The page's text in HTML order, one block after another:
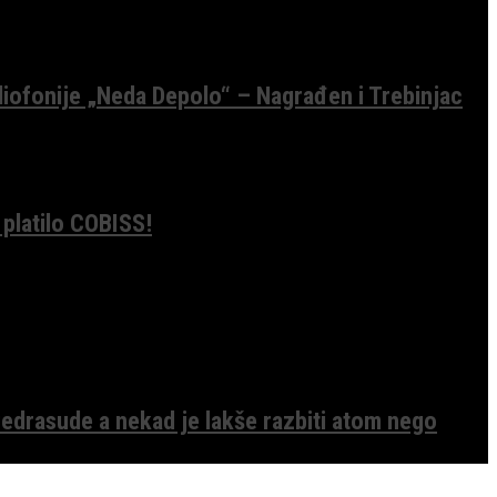
„Neda Depolo“ – Nagrađen i Trebinjac
COBISS!
a nekad je lakše razbiti atom nego